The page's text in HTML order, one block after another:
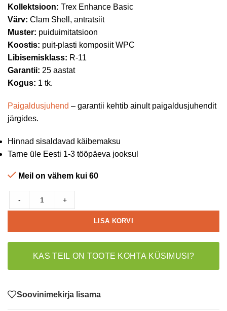
Kollektsioon: Trex Enhance Basic
Värv: Clam Shell, antratsiit
Muster: puiduimitatsioon
Koostis: puit-plasti komposiit WPC
Libisemisklass: R-11
Garantii: 25 aastat
Kogus: 1 tk.
Paigaldusjuhend – garantii kehtib ainult paigaldusjuhendit
järgides.
Hinnad sisaldavad käibemaksu
Tarne üle Eesti 1-3 tööpäeva jooksul
Meil on vähem kui 60
- +
LISA KORVI
KAS TEIL ON TOOTE KOHTA KÜSIMUSI?
Soovinimekirja lisama